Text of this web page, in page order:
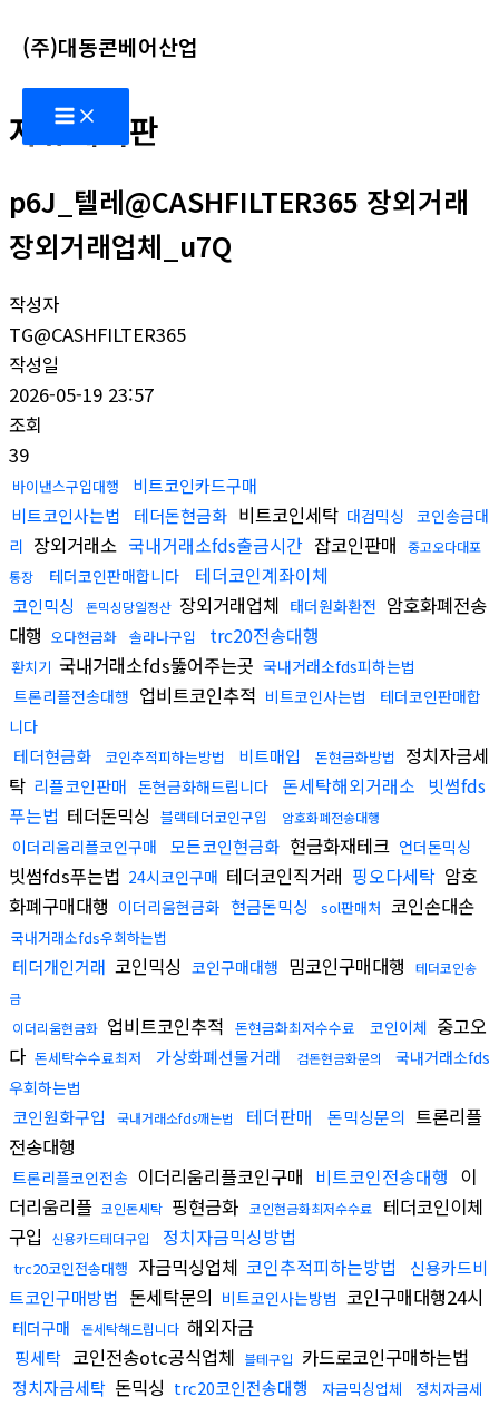
텐
츠
로
건
뛰
기
(주)대동콘베어산업
Main
Menu
자유게시판
p6J_텔레@CASHFILTER365 장외거래
장외거래업체_u7Q
작성자
TG@CASHFILTER365
작성일
2026-05-19 23:57
조회
39
바이낸스구입대행
비트코인카드구매
비트코인사는법
테더돈현금화 비트코인세탁 대검믹싱 코인송금대
리 장외거래소 국내거래소fds출금시간 잡코인판매
중고오다대포
통장
테더코인판매합니다 테더코인계좌이체
코인믹싱 돈믹싱당일정산 장외거래업체 태더원화환전 암호화폐전송
대행 오다현금화 솔라나구입 trc20전송대행
환치기 국내거래소fds뚫어주는곳 국내거래소fds피하는법
트론리플전송대행 업비트코인추적 비트코인사는법
테더코인판매합
니다
테더현금화 코인추적피하는방법 비트매입 돈현금화방법
정치자금세
탁 리플코인판매 돈현금화해드립니다 돈세탁해외거래소 빗썸fds
푸는법 테더돈믹싱 블랙테더코인구입 암호화폐전송대행
이더리움리플코인구매 모든코인현금화 현금화재테크 언더돈믹싱
빗썸fds푸는법 24시코인구매 테더코인직거래 핑오다세탁 암호
화폐구매대행 이더리움현금화 현금돈믹싱 sol판매처 코인손대손
국내거래소fds우회하는법
테더개인거래 코인믹싱 코인구매대행 밈코인구매대행
테더코인송
금
이더리움현금화 업비트코인추적 돈현금화최저수수료 코인이체 중고오
다 돈세탁수수료최저 가상화폐선물거래 검돈현금화문의
국내거래소fds
우회하는법
코인원화구입 국내거래소fds깨는법 테더판매 돈믹싱문의 트론리플
전송대행
트론리플코인전송 이더리움리플코인구매 비트코인전송대행 이
더리움리플 코인돈세탁 핑현금화 코인현금화최저수수료
테더코인이체
구입
신용카드테더구입 정치자금믹싱방법
trc20코인전송대행 자금믹싱업체 코인추적피하는방법
신용카드비
트코인구매방법 돈세탁문의 비트코인사는방법 코인구매대행24시
테더구매 돈세탁해드립니다 해외자금
핑세탁 코인전송otc공식업체 블테구입 카드로코인구매하는법
정치자금세탁 돈믹싱 trc20코인전송대행 자금믹싱업체
정치자금세